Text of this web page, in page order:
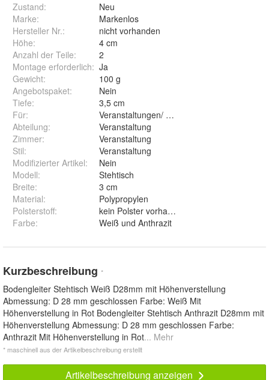
Zustand:
Neu
Marke:
Markenlos
Hersteller Nr.:
nicht vorhanden
Höhe:
4 cm
Anzahl der Teile:
2
Montage erforderlich: Ja
Gewicht:
100 g
Angebotspaket:
Nein
Tiefe:
3,5 cm
Für:
Veranstaltungen/ Gastronomie/ Contract/
Abteilung:
Veranstaltung
Zimmer:
Veranstaltung
Stil:
Veranstaltung
Modifizierter Artikel:
Nein
Modell:
Stehtisch
Breite:
3 cm
Material:
Polypropylen
Polsterstoff:
kein Polster vorhanden
Farbe: Weiß und Anthrazit
Kurzbeschreibung *
Bodengleiter Stehtisch Weiß D28mm mit Höhenverstellung
Abmessung: D 28 mm geschlossen Farbe: Weiß Mit
Höhenverstellung in Rot Bodengleiter Stehtisch Anthrazit D28mm mit
Höhenverstellung Abmessung: D 28 mm geschlossen Farbe:
Anthrazit Mit Höhenverstellung in Rot... Mehr
* maschinell aus der Artikelbeschreibung erstellt
Artikelbeschreibung anzeigen